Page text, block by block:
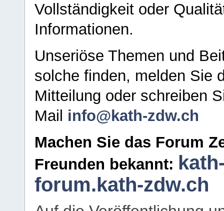
Vollständigkeit oder
Informationen.
Unseriöse Themen und
solche finden, melden Sie
Mitteilung oder schreiben
Mail info@kath-zdw.ch
Machen Sie das Forum
Freunden bekannt:
forum.kath-zdw.ch